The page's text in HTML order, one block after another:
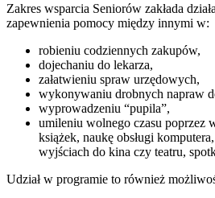
Zakres wsparcia Seniorów zakłada
zapewnienia pomocy między innymi w:
robieniu codziennych zakupów,
dojechaniu do lekarza,
załatwieniu spraw urzędowych,
wykonywaniu drobnych napraw
wyprowadzeniu “pupila”,
umileniu wolnego czasu poprzez
książek, naukę obsługi
wyjściach do kina czy teatru,
Udział w programie to również